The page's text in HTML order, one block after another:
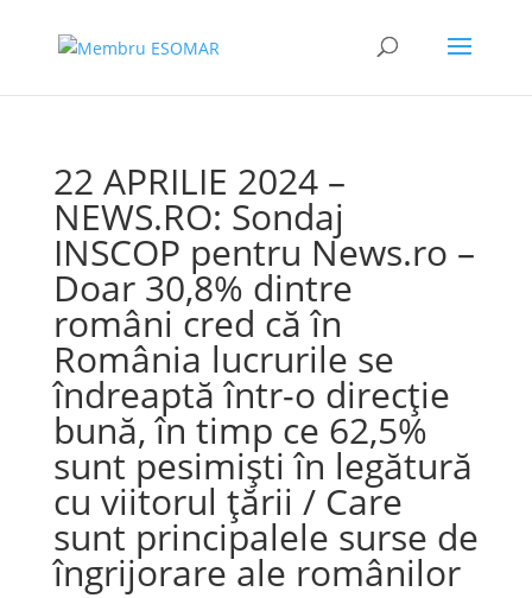
22 APRILIE 2024 –
NEWS.RO: Sondaj
INSCOP pentru News.ro –
Doar 30,8% dintre
români cred că în
România lucrurile se
îndreaptă într-o direcţie
bună, în timp ce 62,5%
sunt pesimişti în legătură
cu viitorul ţării / Care
sunt principalele surse de
îngrijorare ale românilor